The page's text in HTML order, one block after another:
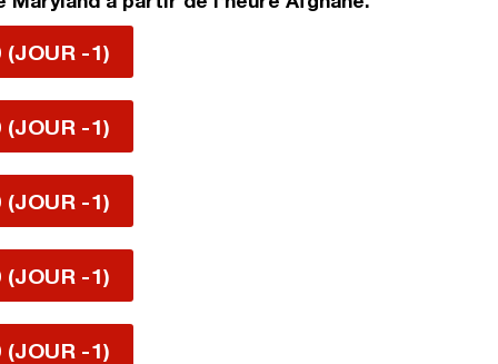
(JOUR -1)
(JOUR -1)
(JOUR -1)
(JOUR -1)
(JOUR -1)